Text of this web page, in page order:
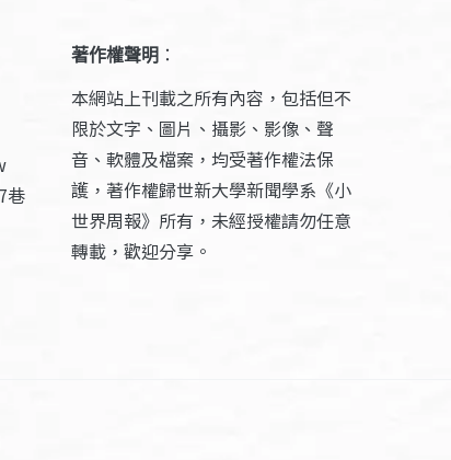
巷
著作權聲明 ：
本網站上刊載之所有內容，包括但不
限於文字、圖片、攝影、影像、聲
音、軟體及檔案，均受著作權法保
護，著作權歸世新大學新聞學系《小
世界周報》所有，未經授權請勿任意
轉載，歡迎分享。